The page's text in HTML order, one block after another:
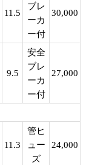
11.5
ブレ
ーカ
ー付
30,000
9.5
安全
ブレ
ーカ
ー付
27,000
11.3
管ヒ
ュー
ズ
24,000